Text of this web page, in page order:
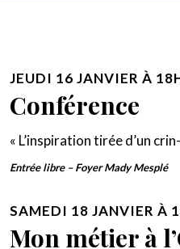
JEUDI 16 JANVIER À
Conférence
« L’inspiration tirée d’un
Entrée libre – Foyer Mady Mesplé
SAMEDI 18 JANVIER À
Mon métier à